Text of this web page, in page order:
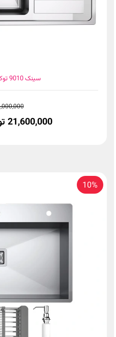
سینک 9010 توکار استیل میلان
24,000,000
21,600,000 تومان
10%